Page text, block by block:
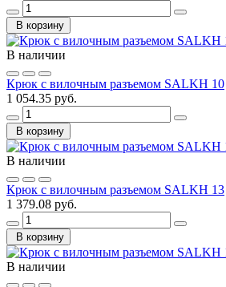
В корзину
В наличии
Крюк с вилочным разъемом SALKH 10
1 054.35 руб.
В корзину
В наличии
Крюк с вилочным разъемом SALKH 13
1 379.08 руб.
В корзину
В наличии